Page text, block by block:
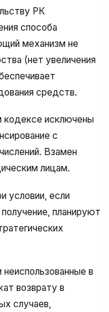
РК
способа
механизм не
(нет увеличения
средств.
исключены
с
Взамен
лицам.
условии, если
планируют
в
возврату в
случаев,